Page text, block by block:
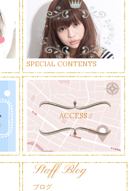
SPECIAL CONTENTS
ACCESS
Staff Blog
ブログ